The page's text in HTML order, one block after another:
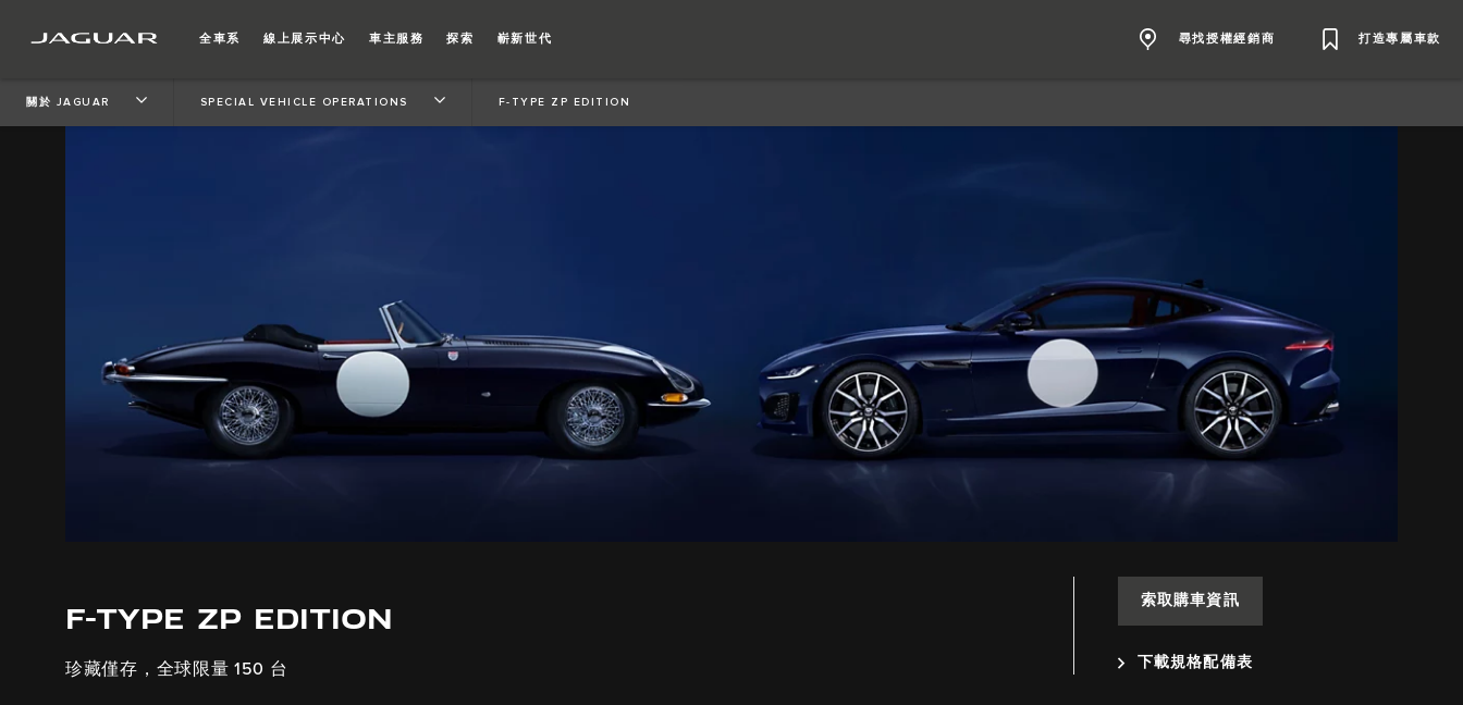
全車系 線上展示中心 車主服務 探索 嶄新世代 尋找授權經銷商 打造專屬車款
關於 JAGUAR SPECIAL VEHICLE OPERATIONS F-TYPE ZP EDITION
F-TYPE ZP EDITION
珍藏僅存，全球限量 150 台
索取購車資訊
下載規格配備表